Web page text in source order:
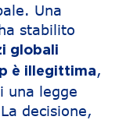
Una
stabilito
globali
è illegittima,
una legge
decisione,